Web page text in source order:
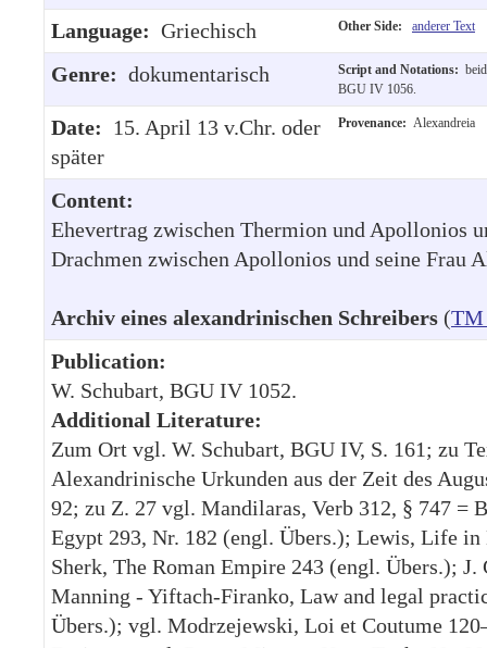
Language: Griechisch Other Side: anderer Text
Genre: dokumentarisch Script and Notations:
BGU IV 1056.
Date: 15. April 13 v.Chr. oder
später
Provenance: Alexandreia
Content:
Ehevertrag zwischen Thermion und Apollonios
Drachmen zwischen Apollonios und seine Frau
Archiv eines alexandrinischen Schreibers (TM
Publication:
W. Schubart, BGU IV 1052.
Additional Literature:
Zum Ort vgl. W. Schubart, BGU IV, S. 161; zu
Alexandrinische Urkunden aus der Zeit des
92; zu Z. 27 vgl. Mandilaras, Verb 312, § 747 =
Egypt 293, Nr. 182 (engl. Übers.); Lewis, Life
Sherk, The Roman Empire 243 (engl. Übers.);
Manning - Yiftach-Firanko, Law and legal
Übers.); vgl. Modrzejewski, Loi et Coutume